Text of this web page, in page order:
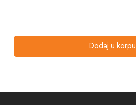
Dodaj u korpu